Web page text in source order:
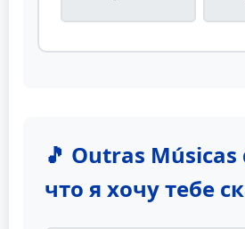
🎵 Outras Músicas
что я хочу тебе